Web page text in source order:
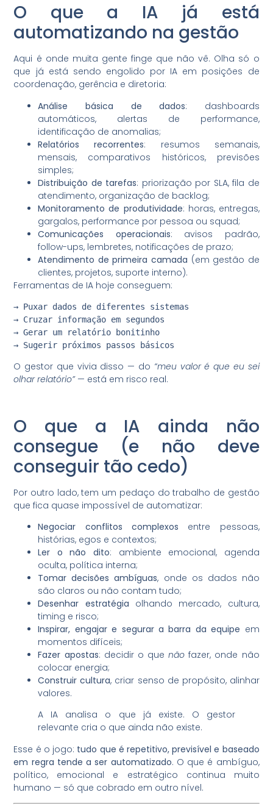
O que a IA já está
automatizando na gestão
Aqui é onde muita gente finge que não vê. Olha só o
que já está sendo engolido por IA em posições de
coordenação, gerência e diretoria:
Análise básica de dados: dashboards
automáticos, alertas de performance,
identificação de anomalias;
Relatórios recorrentes: resumos semanais,
mensais, comparativos históricos, previsões
simples;
Distribuição de tarefas: priorização por SLA, fila de
atendimento, organização de backlog;
Monitoramento de produtividade: horas, entregas,
gargalos, performance por pessoa ou squad;
Comunicações operacionais: avisos padrão,
follow-ups, lembretes, notificações de prazo;
Atendimento de primeira camada (em gestão de
clientes, projetos, suporte interno).
Ferramentas de IA hoje conseguem:
→ Puxar dados de diferentes sistemas
→ Cruzar informação em segundos
→ Gerar um relatório bonitinho
→ Sugerir próximos passos básicos
O gestor que vivia disso — do “meu valor é que eu sei
olhar relatório”— está em risco real.
O que a IA ainda não
consegue (e não deve
conseguir tão cedo)
Por outro lado, tem um pedaço do trabalho de gestão
que fica quase impossível de automatizar:
Negociar conflitos complexos entre pessoas,
histórias, egos e contextos;
Ler o não dito: ambiente emocional, agenda
oculta, política interna;
Tomar decisões ambíguas, onde os dados não
são claros ou não contam tudo;
Desenhar estratégia olhando mercado, cultura,
timing e risco;
Inspirar, engajar e segurar a barra da equipe em
momentos difíceis;
Fazer apostas: decidir o quenão fazer, onde não
colocar energia;
Construir cultura, criar senso de propósito, alinhar
valores.
A IA analisa o que já existe. O gestor
relevante cria o que ainda não existe.
Esse é o jogo: tudo que é repetitivo, previsível e baseado
em regra tende a ser automatizado. O que é ambíguo,
político, emocional e estratégico continua muito
humano — só que cobrado em outro nível.